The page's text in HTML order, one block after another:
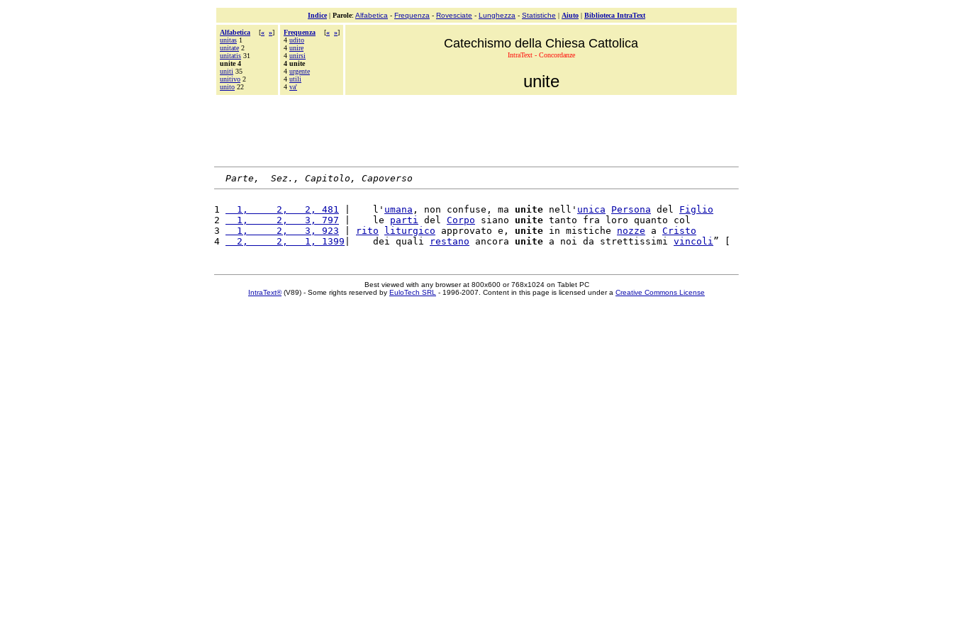
Indice| Parole: Alfabetica - Frequenza - Rovesciate - Lunghezza - Statistiche | Aiuto | Biblioteca IntraText
Alfabetica [« »]
unitas 1
unitate 2
unitatis 31
unite 4
uniti 35
unitivo 2
unito 22
Frequenza [« »]
4 udito
4 unire
4 unirsi
4 unite
4 urgente
4 utili
4 va'
Catechismo della Chiesa Cattolica
IntraText - Concordanze
unite
Parte,  Sez., Capitolo, Capoverso
1
  1,     2,   2, 481
|    l' umana , non confuse, ma unite nell' unica Persona del Figlio
2
  1,     2,   3, 797
|    le parti del Corpo siano unite tanto fra loro quanto col
3
  1,     2,   3, 923
rito liturgico approvato e, unite in mistiche nozze a Cristo
4
  2,     2,   1, 1399
|    dei quali restano ancora unite a noi da strettissimi vincoli
Best viewed with any browser at 800x600 or 768x1024 on Tablet PC
IntraText®(V89) - Some rights reserved by EuloTech SRL - 1996-2007. Content in this page is licensed under a Creative Commons License